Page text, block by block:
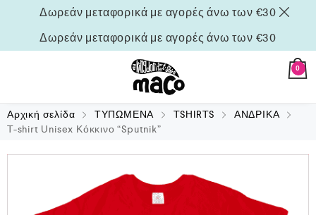
Δωρεάν μεταφορικά με αγορές άνω των €30
Δωρεάν μεταφορικά με αγορές άνω των €30
0
Αρχική σελίδα ΤΥΠΩΜΕΝΑ TSHIRTS
ΑΝΔΡΙΚΑ
T-shirt Unisex Κόκκινο “Sputnik”